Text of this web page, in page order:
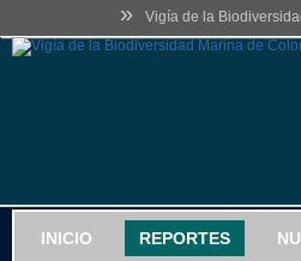
» Vigía de la
INICIO REPORTES